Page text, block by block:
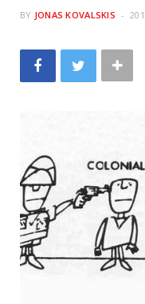
BY JONAS KOVALSKIS